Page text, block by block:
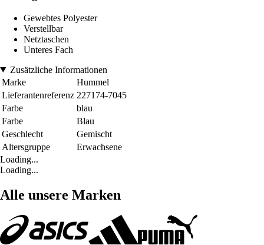
Gewebtes Polyester
Verstellbar
Netztaschen
Unteres Fach
Zusätzliche Informationen
Marke
Hummel
Lieferantenreferenz 227174-7045
Farbe
blau
Farbe
Blau
Geschlecht
Gemischt
Altersgruppe
Erwachsene
Loading...
Loading...
Alle unsere Marken